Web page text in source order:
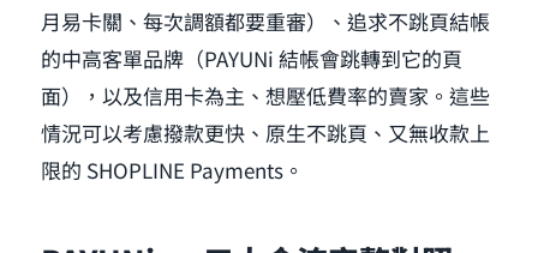
月易卡關、每次調額都要重審）、追求不跳頁結帳
的中高客單品牌（PAYUNi 結帳會跳轉到它的頁
面），以及信用卡為主、想壓低費率的賣家。這些
情況可以考慮撥款更快、原生不跳頁、又無收款上
限的 SHOPLINE Payments。